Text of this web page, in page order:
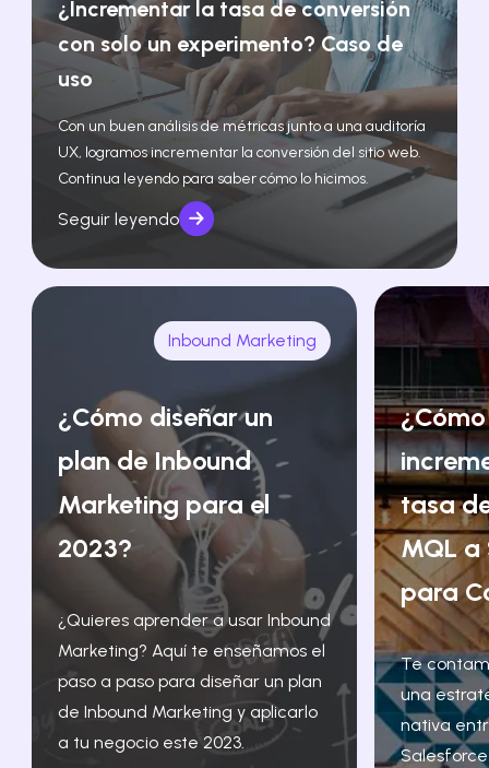
¿Incrementar la tasa de conversión
con solo un experimento? Caso de
uso
Con un buen análisis de métricas junto a una auditoría
UX, logramos incrementar la conversión del sitio web.
Continua leyendo para saber cómo lo hicimos.
Seguir leyendo
Inbound Marketing
¿Cómo diseñar un
plan de Inbound
Marketing para el
2023?
¿Quieres aprender a usar Inbound
Marketing? Aquí te enseñamos el
paso a paso para diseñar un plan
de Inbound Marketing y aplicarlo
a tu negocio este 2023.
¿Cómo
tasa
MQL a
para
Te
una
nativa